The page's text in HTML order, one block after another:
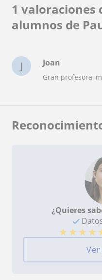
1 valoraciones
alumnos de
J Joan
Gran profesora,
¿Quieres
★ ★ ★ ★